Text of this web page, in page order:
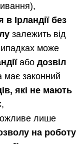
Ірландії без
залежить від
може
або дозвіл
має законний
які не мають
,
лише
на роботу